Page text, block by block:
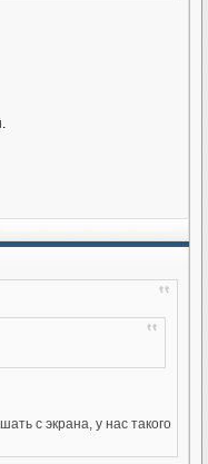
с экрана, у нас такого